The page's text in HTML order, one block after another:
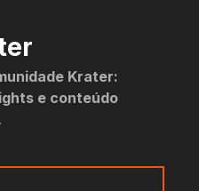
Krater:
e conteúdo